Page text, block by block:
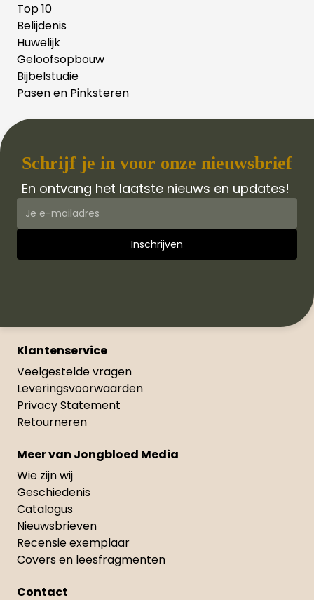
Top 10
Belijdenis
Huwelijk
Geloofsopbouw
Bijbelstudie
Pasen en Pinksteren
Schrijf je in voor onze nieuwsbrief
En ontvang het laatste nieuws en updates!
Klantenservice
Veelgestelde vragen
Leveringsvoorwaarden
Privacy Statement
Retourneren
Meer van Jongbloed Media
Wie zijn wij
Geschiedenis
Catalogus
Nieuwsbrieven
Recensie exemplaar
Covers en leesfragmenten
Contact